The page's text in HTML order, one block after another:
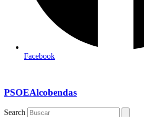
Facebook
PSOEAlcobendas
Search